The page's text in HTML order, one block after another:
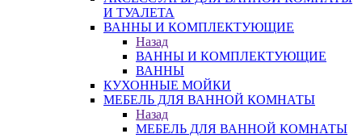
И ТУАЛЕТА
ВАННЫ И КОМПЛЕКТУЮЩИЕ
Назад
ВАННЫ И КОМПЛЕКТУЮЩИЕ
ВАННЫ
КУХОННЫЕ МОЙКИ
МЕБЕЛЬ ДЛЯ ВАННОЙ КОМНАТЫ
Назад
МЕБЕЛЬ ДЛЯ ВАННОЙ КОМНАТЫ